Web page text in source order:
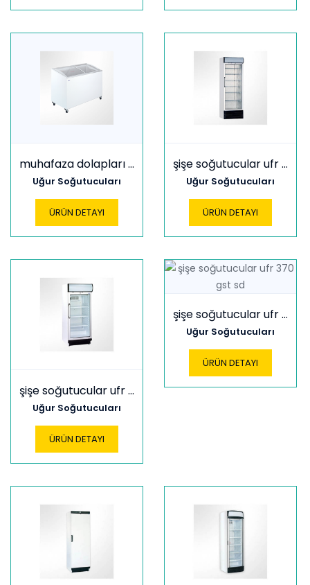
muhafaza dolapları udd 400 sc
Uğur Soğutucuları
ÜRÜN DETAYI
şişe soğutucular ufr 370 gd
Uğur Soğutucuları
ÜRÜN DETAYI
şişe soğutucular ufr 370 gdl
Uğur Soğutucuları
ÜRÜN DETAYI
şişe soğutucular ufr 370 gst sd
Uğur Soğutucuları
ÜRÜN DETAYI